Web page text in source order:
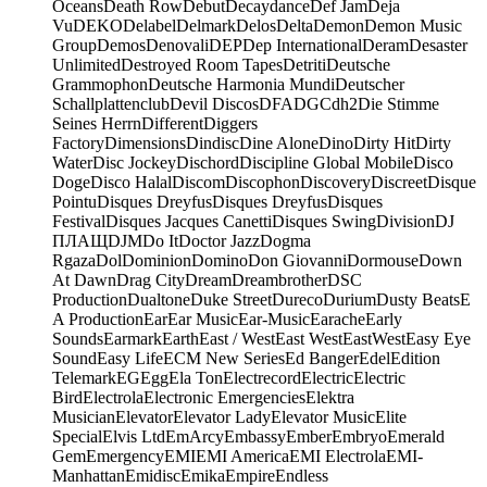
OceansDeath RowDebutDecaydanceDef JamDeja
VuDEKODelabelDelmarkDelosDeltaDemonDemon Music
GroupDemosDenovaliDEPDep InternationalDeramDesaster
UnlimitedDestroyed Room TapesDetritiDeutsche
GrammophonDeutsche Harmonia MundiDeutscher
SchallplattenclubDevil DiscosDFADGCdh2Die Stimme
Seines HerrnDifferentDiggers
FactoryDimensionsDindiscDine AloneDinoDirty HitDirty
WaterDisc JockeyDischordDiscipline Global MobileDisco
DogeDisco HalalDiscomDiscophonDiscoveryDiscreetDisque
PointuDisques DreyfusDisques DreyfusDisques
FestivalDisques Jacques CanettiDisques SwingDivisionDJ
ПЛАЩDJMDo ItDoctor JazzDogma
RgazaDolDominionDominoDon GiovanniDormouseDown
At DawnDrag CityDreamDreambrotherDSC
ProductionDualtoneDuke StreetDurecoDuriumDusty BeatsE
A ProductionEarEar MusicEar-MusicEaracheEarly
SoundsEarmarkEarthEast / WestEast WestEastWestEasy Eye
SoundEasy LifeECM New SeriesEd BangerEdelEdition
TelemarkEGEggEla TonElectrecordElectricElectric
BirdElectrolaElectronic EmergenciesElektra
MusicianElevatorElevator LadyElevator MusicElite
SpecialElvis LtdEmArcyEmbassyEmberEmbryoEmerald
GemEmergencyEMIEMI AmericaEMI ElectrolaEMI-
ManhattanEmidiscEmikaEmpireEndless